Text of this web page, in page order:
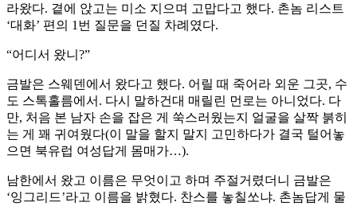
라왔다. 곁에 앉고는 미소 지으며 고맙다고 했다. 촌놈 리스트
‘대화’ 편의 1번 질문을 던질 차례였다.
“어디서 왔니?”
금발은 스웨덴에서 왔다고 했다. 어릴 때 죽어라 외운 그곳, 수
도 스톡홀름에서. 다시 말하건대 매릴린 먼로는 아니었다. 다
만, 처음 본 남자 손을 잡은 게 쑥스러웠는지 얼굴을 살짝 붉히
는 게 꽤 귀여웠다(이 말을 할지 말지 고민하다가 결국 털어놓
으면 북유럽 여성답게 몸매가…).
남한에서 왔고 이름은 무엇이고 하며 주절거렸더니 금발은
‘잉그리드’라고 이름을 밝혔다. 찬스를 놓칠쏘냐. 촌놈답게 물